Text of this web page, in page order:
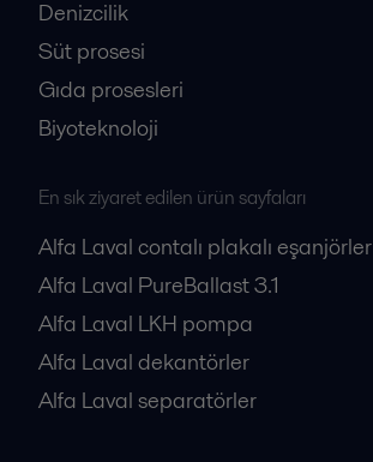
Denizcilik
Süt prosesi
Gıda prosesleri
Biyoteknoloji
En sık ziyaret edilen ürün sayfaları
Alfa Laval contalı plakalı eşanjörler
Alfa Laval PureBallast 3.1
Alfa Laval LKH pompa
Alfa Laval dekantörler
Alfa Laval separatörler